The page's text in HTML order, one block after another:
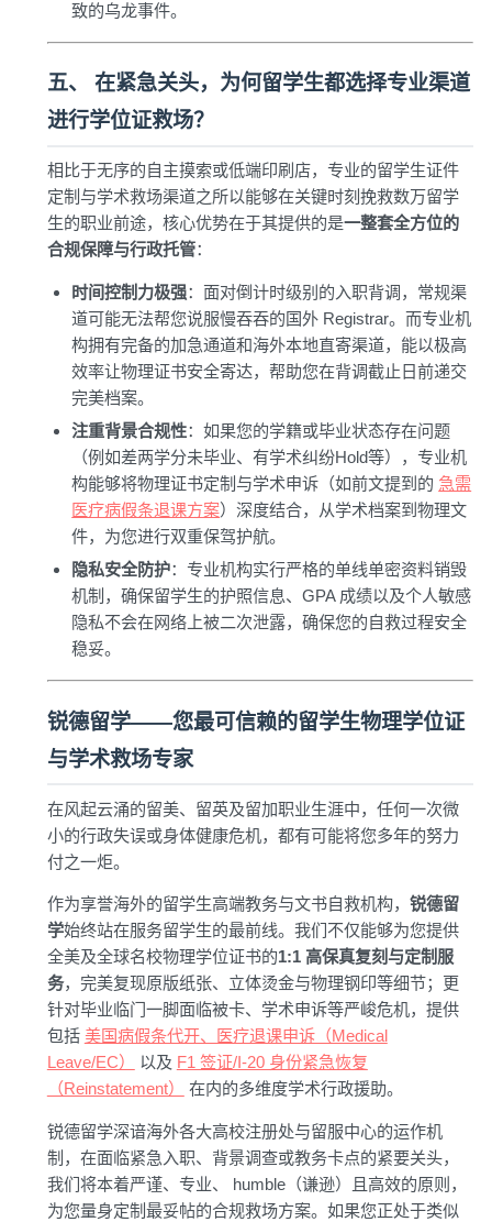
致的乌龙事件。
五、 在紧急关头，为何留学生都选择专业渠道
进行学位证救场？
相比于无序的自主摸索或低端印刷店，专业的留学生证件
定制与学术救场渠道之所以能够在关键时刻挽救数万留学
生的职业前途，核心优势在于其提供的是一整套全方位的
合规保障与行政托管：
时间控制力极强：面对倒计时级别的入职背调，常规渠
道可能无法帮您说服慢吞吞的国外 Registrar。而专业机
构拥有完备的加急通道和海外本地直寄渠道，能以极高
效率让物理证书安全寄达，帮助您在背调截止日前递交
完美档案。
注重背景合规性：如果您的学籍或毕业状态存在问题
（例如差两学分未毕业、有学术纠纷Hold等），专业机
构能够将物理证书定制与学术申诉（如前文提到的 急需
医疗病假条退课方案）深度结合，从学术档案到物理文
件，为您进行双重保驾护航。
隐私安全防护：专业机构实行严格的单线单密资料销毁
机制，确保留学生的护照信息、GPA 成绩以及个人敏感
隐私不会在网络上被二次泄露，确保您的自救过程安全
稳妥。
锐德留学——您最可信赖的留学生物理学位证
与学术救场专家
在风起云涌的留美、留英及留加职业生涯中，任何一次微
小的行政失误或身体健康危机，都有可能将您多年的努力
付之一炬。
作为享誉海外的留学生高端教务与文书自救机构， 锐德留
学始终站在服务留学生的最前线。我们不仅能够为您提供
全美及全球名校物理学位证书的1:1 高保真复刻与定制服
务，完美复现原版纸张、立体烫金与物理钢印等细节；更
针对毕业临门一脚面临被卡、学术申诉等严峻危机，提供
包括 美国病假条代开、医疗退课申诉（Medical
Leave/EC）
以及 F1 签证/I-20 身份紧急恢复
（Reinstatement）
在内的多维度学术行政援助。
锐德留学深谙海外各大高校注册处与留服中心的运作机
制，在面临紧急入职、背景调查或教务卡点的紧要关头，
我们将本着严谨、专业、 humble（谦逊）且高效的原则，
为您量身定制最妥帖的合规救场方案。如果您正处于类似